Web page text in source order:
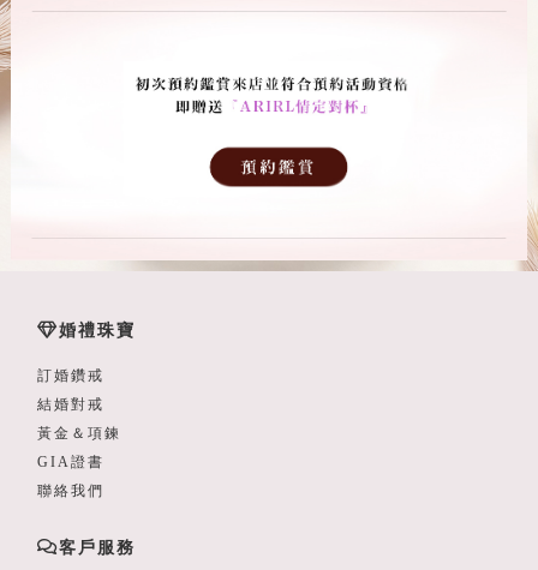
婚禮珠寶
訂婚鑽戒
結婚對戒
黃金＆項鍊
GIA證書
聯絡我們
客戶服務